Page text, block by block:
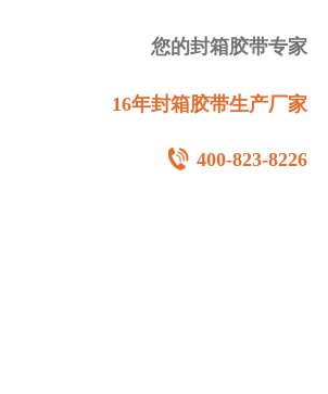
您的封箱胶带专家
16年封箱胶带生产厂家
400-823-8226